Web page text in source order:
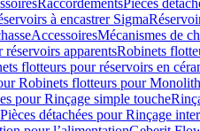
RaccordementsPièces
à encastrer Sigma
AccessoiresMécanismes de
apparentsRobinets
flotteurs pour réservoirs en
Robinets flotteurs pour Monolith
pour Rinçage simple touche
Pièces détachées pour Rinçage